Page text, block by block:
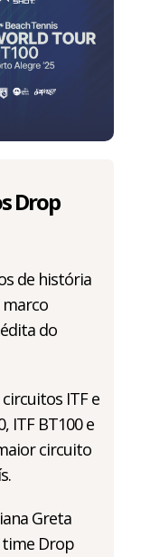
Drop
de história
marco
do
ITF e
ITF BT100 e
circuito
Greta
time Drop